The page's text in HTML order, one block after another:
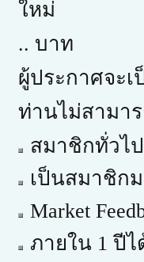
ใหม่
.. บาท
ผู้ประกาศจะ
ท่านไม่สามา
สมาชิกทั่วไป
เป็นสมาชิก
Market
ภายใน 1 ปีไ